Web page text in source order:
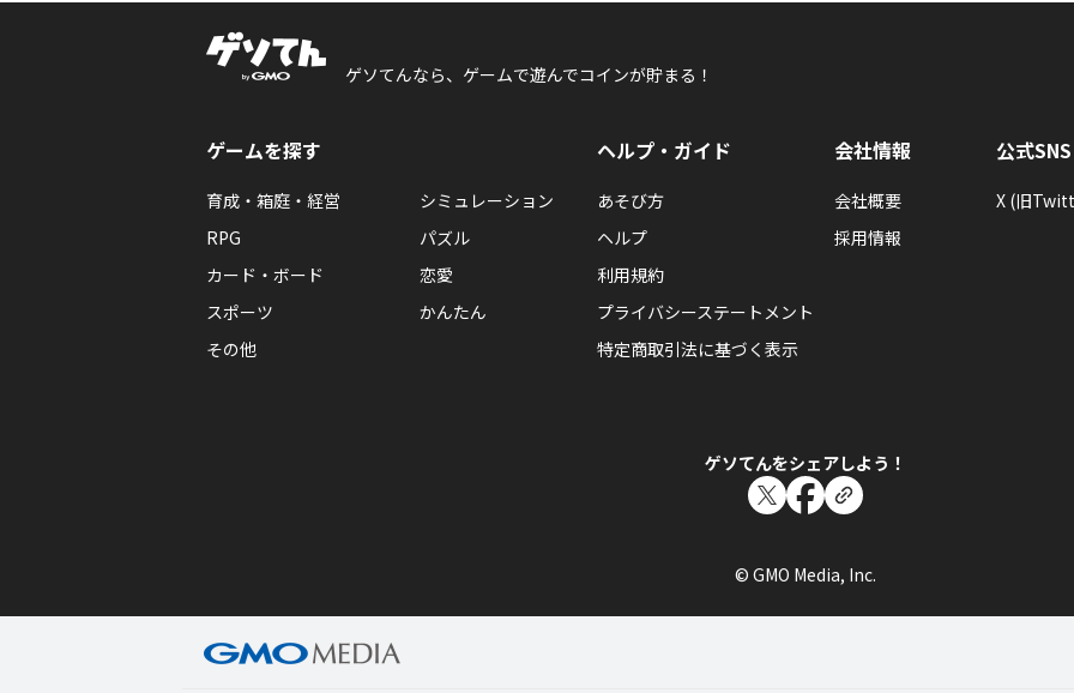
ゲソてんなら、ゲームで遊んでコインが貯まる！
ゲームを探す
育成・箱庭・経営
シミュレーション
RPG
パズル
カード・ボード
恋愛
スポーツ
かんたん
その他
ヘルプ・ガイド
あそび方
ヘルプ
利用規約
プライバシーステートメント
特定商取引法に基づく表示
会社情報
会社概要
採用情報
公式SNS
X (旧
ゲソてんをシェアしよう！
© GMO Media, Inc.